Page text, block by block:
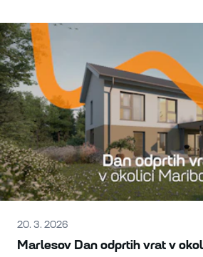
20. 3. 2026
Marlesov Dan odprtih vrat v